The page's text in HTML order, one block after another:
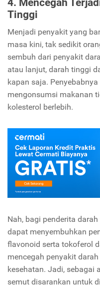
4. Mencegah
Tinggi
Menjadi penyakit yang
masa kini, tak sedikit
sembuh dari penyakit
atau lanjut, darah tinggi
kapan saja.
mengonsumsi makanan
kolesterol berlebih.
Nah, bagi penderita
dapat menyembuhkan
flavonoid serta tokoferol
mencegah penyakit
kesehatan. Jadi, sebagai
semut disarankan untuk